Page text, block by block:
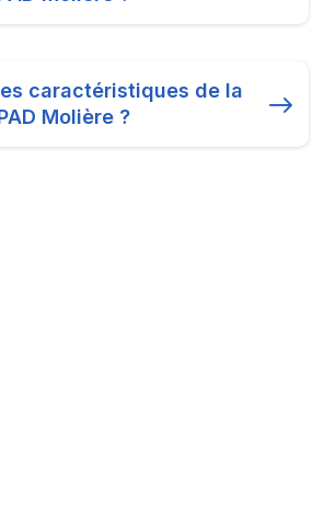
caractéristiques de la
Molière ?